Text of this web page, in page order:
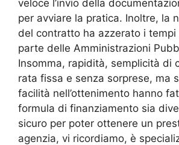
veloce l’invio della
per avviare la pratica. Inoltre, la
del contratto ha azzerato i
parte delle Amministrazioni
Insomma, rapidità, semplicità di
rata fissa e senza sorprese, ma
facilità nell’ottenimento hanno
formula di finanziamento sia
sicuro per poter ottenere un
agenzia, vi ricordiamo, è